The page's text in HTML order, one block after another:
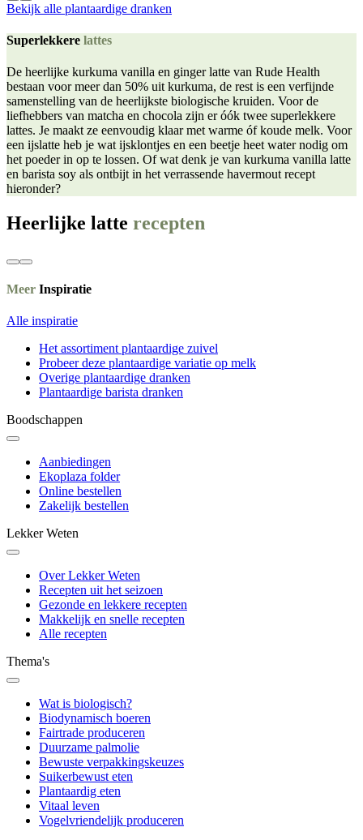
Bekijk alle plantaardige dranken
Superlekkere lattes
De heerlijke kurkuma vanilla en ginger latte van Rude Health
bestaan voor meer dan 50% uit kurkuma, de rest is een verfijnde
samenstelling van de heerlijkste biologische kruiden. Voor de
liefhebbers van matcha en chocola zijn er óók twee superlekkere
lattes. Je maakt ze eenvoudig klaar met warme óf koude melk. Voor
een ijslatte heb je wat ijsklontjes en een beetje heet water nodig om
het poeder in op te lossen. Of wat denk je van kurkuma vanilla latte
en barista soy als ontbijt in het verrassende havermout recept
hieronder?
Heerlijke latte recepten
Meer Inspiratie
Alle inspiratie
Het assortiment plantaardige zuivel
Probeer deze plantaardige variatie op melk
Overige plantaardige dranken
Plantaardige barista dranken
Boodschappen
Aanbiedingen
Ekoplaza folder
Online bestellen
Zakelijk bestellen
Lekker Weten
Over Lekker Weten
Recepten uit het seizoen
Gezonde en lekkere recepten
Makkelijk en snelle recepten
Alle recepten
Thema's
Wat is biologisch?
Biodynamisch boeren
Fairtrade produceren
Duurzame palmolie
Bewuste verpakkingskeuzes
Suikerbewust eten
Plantaardig eten
Vitaal leven
Vogelvriendelijk produceren